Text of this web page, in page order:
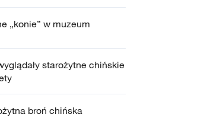
„konie” w muzeum
starożytne chińskie
broń chińska